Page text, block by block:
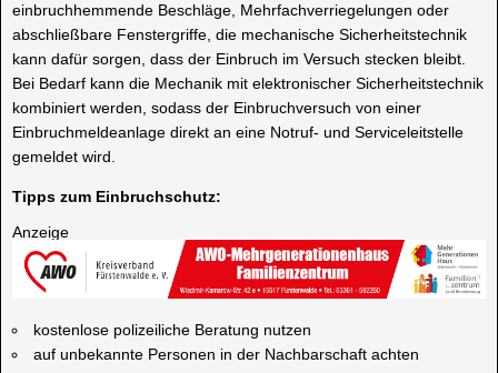
einbruchhemmende Beschläge, Mehrfachverriegelungen oder
abschließbare Fenstergriffe, die mechanische Sicherheitstechnik
kann dafür sorgen, dass der Einbruch im Versuch stecken bleibt.
Bei Bedarf kann die Mechanik mit elektronischer Sicherheitstechnik
kombiniert werden, sodass der Einbruchversuch von einer
Einbruchmeldeanlage direkt an eine Notruf- und Serviceleitstelle
gemeldet wird.
Tipps zum Einbruchschutz:
Anzeige
kostenlose polizeiliche Beratung nutzen
auf unbekannte Personen in der Nachbarschaft achten
Anwesenheit simulieren, z. B. über Gummistiefel vor der